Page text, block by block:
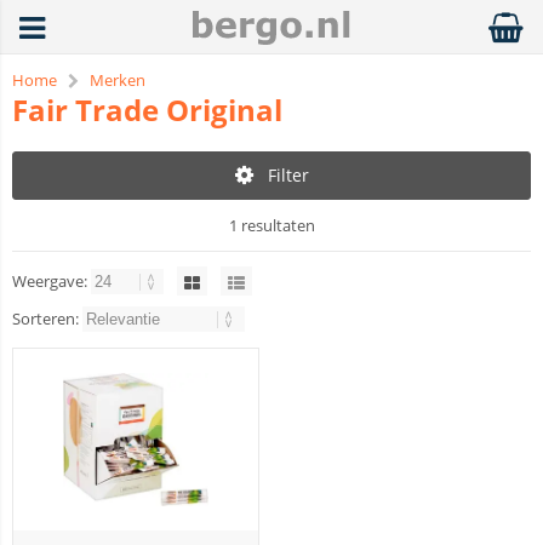
Home Merken
Fair Trade Original
Filter
1 resultaten
Weergave:
Sorteren: